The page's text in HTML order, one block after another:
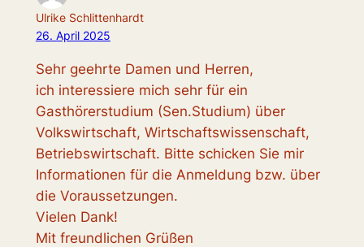
Ulrike Schlittenhardt
26. April 2025
Sehr geehrte Damen und Herren,
ich interessiere mich sehr für ein
Gasthörerstudium (Sen.Studium) über
Volkswirtschaft, Wirtschaftswissenschaft,
Betriebswirtschaft. Bitte schicken Sie mir
Informationen für die Anmeldung bzw. über
die Voraussetzungen.
Vielen Dank!
Mit freundlichen Grüßen